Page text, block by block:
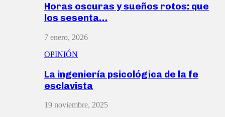
Horas oscuras y sueños rotos: que
los sesenta…
7 enero, 2026
OPINIÓN
La ingeniería psicológica de la fe
esclavista
19 noviembre, 2025